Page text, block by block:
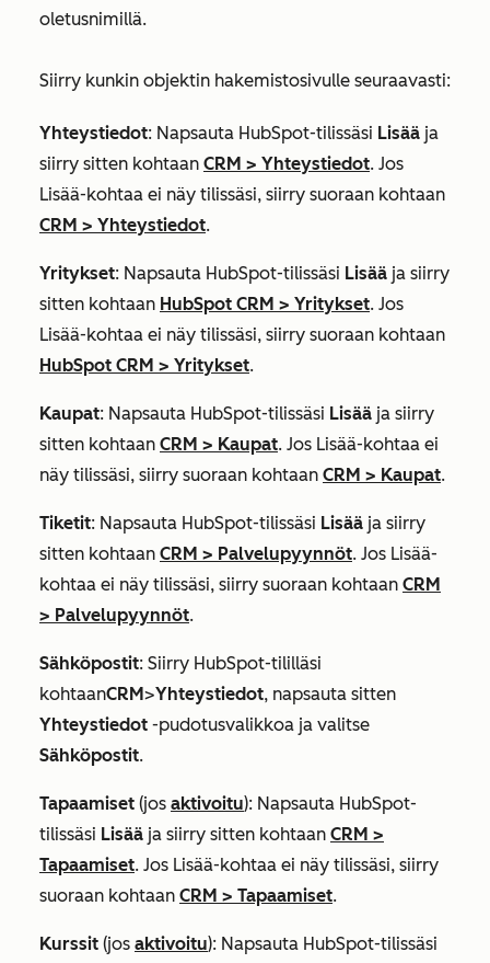
oletusnimillä.
Siirry kunkin objektin hakemistosivulle seuraavasti:
Yhteystiedot: Napsauta HubSpot-tilissäsi Lisää ja
siirry sitten kohtaan CRM > Yhteystiedot. Jos
Lisää-kohtaa ei näy tilissäsi, siirry suoraan kohtaan
CRM > Yhteystiedot.
Yritykset: Napsauta HubSpot-tilissäsi Lisää ja siirry
sitten kohtaan HubSpot CRM > Yritykset. Jos
Lisää-kohtaa ei näy tilissäsi, siirry suoraan kohtaan
HubSpot CRM > Yritykset.
Kaupat: Napsauta HubSpot-tilissäsi Lisää ja siirry
sitten kohtaan CRM > Kaupat. Jos Lisää-kohtaa ei
näy tilissäsi, siirry suoraan kohtaan CRM > Kaupat.
Tiketit: Napsauta HubSpot-tilissäsi Lisää ja siirry
sitten kohtaan CRM > Palvelupyynnöt. Jos Lisää-
kohtaa ei näy tilissäsi, siirry suoraan kohtaan CRM
> Palvelupyynnöt.
Sähköpostit: Siirry HubSpot-tililläsi
kohtaanCRM>Yhteystiedot, napsauta sitten
Yhteystiedot -pudotusvalikkoa ja valitse
Sähköpostit.
Tapaamiset (jos aktivoitu): Napsauta HubSpot-
tilissäsi Lisää ja siirry sitten kohtaan CRM >
Tapaamiset. Jos Lisää-kohtaa ei näy tilissäsi, siirry
suoraan kohtaan CRM > Tapaamiset.
Kurssit (jos aktivoitu): Napsauta HubSpot-tilissäsi